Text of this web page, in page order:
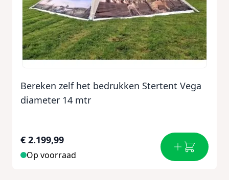
Bereken zelf het bedrukken Stertent Vega
diameter 14 mtr
€ 2.199,99
Op voorraad